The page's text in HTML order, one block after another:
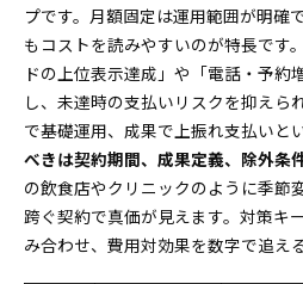
プです。月額固定は運用範囲が明確
もコストを読みやすいのが特長です
ドの上位表示達成」や「電話・予約
し、未達時の支払いリスクを抑えら
で基礎運用、成果で上振れ支払いと
べきは契約期間、成果定義、除外条
の飲食店やクリニックのように季節
跨ぐ契約で真価が見えます。対策キ
み合わせ、費用対効果を数字で追え